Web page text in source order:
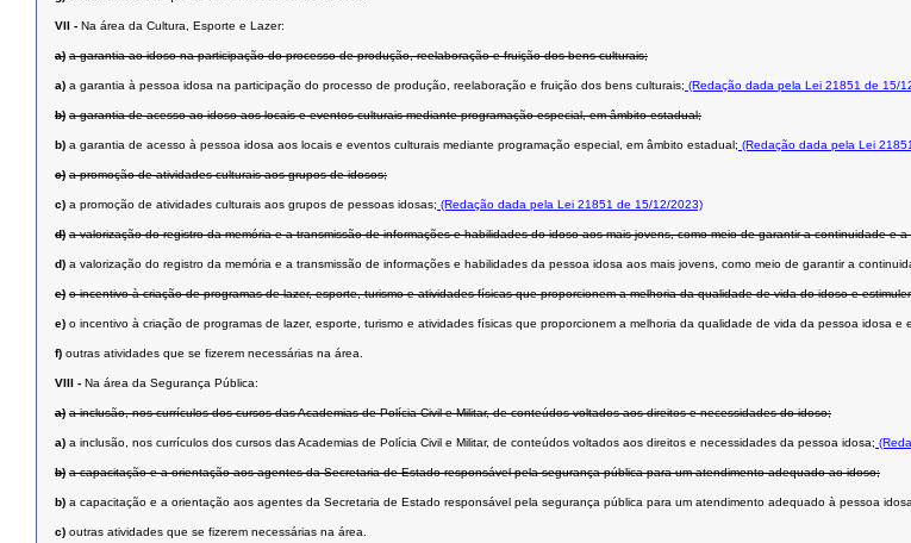
VII - Na área da Cultura, Esporte e Lazer:
a) a garantia ao idoso na participação do processo de produção, reelaboração e fruição dos bens culturais;
a) a garantia à pessoa idosa na participação do processo de produção, reelaboração e fruição dos bens culturais; (Redação dada pela Lei 21851 de 15/
b) a garantia de acesso ao idoso aos locais e eventos culturais mediante programação especial, em âmbito estadual;
b) a garantia de acesso à pessoa idosa aos locais e eventos culturais mediante programação especial, em âmbito estadual; (Redação dada pela Lei
c) a promoção de atividades culturais aos grupos de idosos;
c) a promoção de atividades culturais aos grupos de pessoas idosas; (Redação dada pela Lei 21851 de 15/12/2023)
d) a valorização do registro da memória e a transmissão de informações e habilidades do idoso aos mais jovens, como meio de garantir a continuidade e
d) a valorização do registro da memória e a transmissão de informações e habilidades da pessoa idosa aos mais jovens, como meio de garantir a
e) o incentivo à criação de programas de lazer, esporte, turismo e atividades físicas que proporcionem a melhoria da qualidade de vida do idoso e
e) o incentivo à criação de programas de lazer, esporte, turismo e atividades físicas que proporcionem a melhoria da qualidade de vida da pessoa idosa e
f) outras atividades que se fizerem necessárias na área.
VIII - Na área da Segurança Pública:
a) a inclusão, nos currículos dos cursos das Academias de Polícia Civil e Militar, de conteúdos voltados aos direitos e necessidades do idoso;
a) a inclusão, nos currículos dos cursos das Academias de Polícia Civil e Militar, de conteúdos voltados aos direitos e necessidades da pessoa idosa;
b) a capacitação e a orientação aos agentes da Secretaria de Estado responsável pela segurança pública para um atendimento adequado ao idoso;
b) a capacitação e a orientação aos agentes da Secretaria de Estado responsável pela segurança pública para um atendimento adequado à pessoa
c) outras atividades que se fizerem necessárias na área.